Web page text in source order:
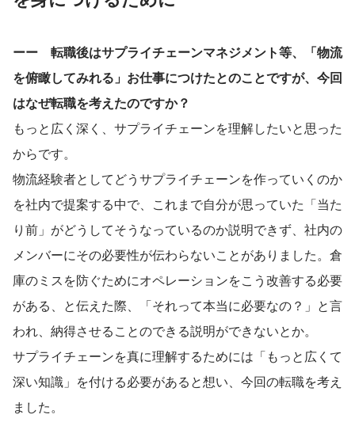
ーー　転職後はサプライチェーンマネジメント等、「物流
を俯瞰してみれる」お仕事につけたとのことですが、今回
はなぜ転職を考えたのですか？
もっと広く深く、サプライチェーンを理解したいと思った
からです。
物流経験者としてどうサプライチェーンを作っていくのか
を社内で提案する中で、これまで自分が思っていた「当た
り前」がどうしてそうなっているのか説明できず、社内の
メンバーにその必要性が伝わらないことがありました。倉
庫のミスを防ぐためにオペレーションをこう改善する必要
がある、と伝えた際、「それって本当に必要なの？」と言
われ、納得させることのできる説明ができないとか。
サプライチェーンを真に理解するためには「もっと広くて
深い知識」を付ける必要があると想い、今回の転職を考え
ました。